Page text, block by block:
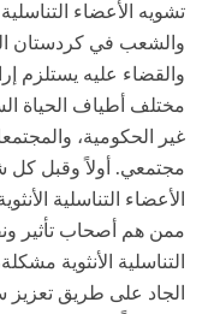
تشويه الأعضاء
والشعب في كردستان
والقضاء عليه يستلزم
مختلف أطياف الحياة
غير الحكومية،
مجتمعي. أولاً وقبل كل
الأعضاء التناسلية
ممن هم أصحاب تأثير
التناسلية الأنثوية
الجاد على طريق تعزيز